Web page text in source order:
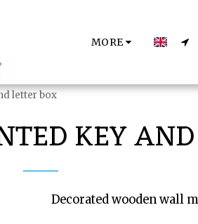
MORE
letter box
KEY
Decorated wooden wall